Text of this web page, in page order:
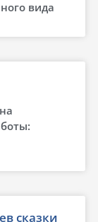
вида
сказки